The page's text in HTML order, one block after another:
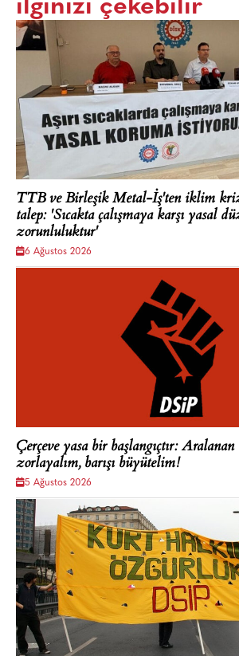
ilginizi çekebilir
TTB ve Birleşik Metal-İş'ten iklim
talep: 'Sıcakta çalışmaya karşı yasal
zorunluluktur'
6 Ağustos 2026
Çerçeve yasa bir başlangıçtır:
zorlayalım, barışı büyütelim!
5 Ağustos 2026